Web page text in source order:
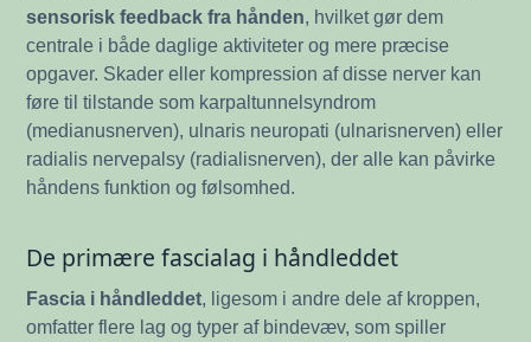
sensorisk feedback fra hånden , hvilket gør dem
centrale i både daglige aktiviteter og mere præcise
opgaver. Skader eller kompression af disse nerver kan
føre til tilstande som karpaltunnelsyndrom
(medianusnerven), ulnaris neuropati (ulnarisnerven) eller
radialis nervepalsy (radialisnerven), der alle kan påvirke
håndens funktion og følsomhed.
De primære fascialag i håndleddet
Fascia i håndleddet , ligesom i andre dele af kroppen,
omfatter flere lag og typer af bindevæv, som spiller